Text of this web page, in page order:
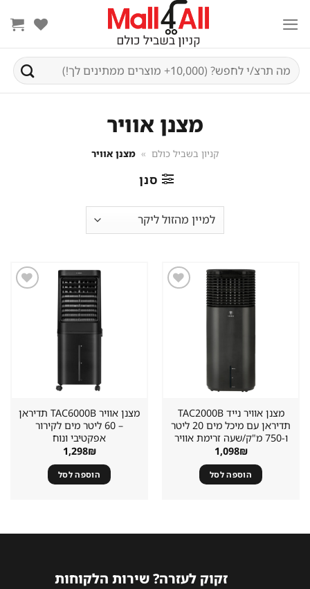
content
חיפוש
עבור:
מצנן אוויר
קניון בשביל כולם » מצנן אוויר
סנן
מצנן אוויר נייד TAC2000B
תדיראן עם מיכל מים 20 ליטר
ו-750 מ"ק/שעה זרימת אוויר
1,098₪
הוספה לסל
מצנן אוויר TAC6000B תדיראן
– 60 ליטר מים לקירור
אפקטיבי ונוח
1,298₪
הוספה לסל
זקוק לעזרה? שירות הלקוחות